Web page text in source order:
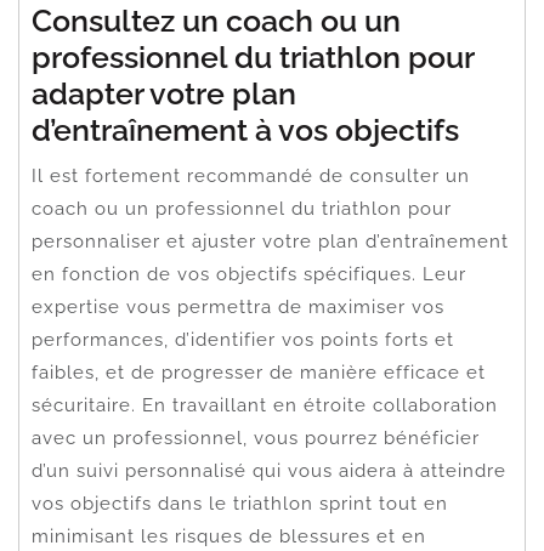
Consultez un coach ou un
professionnel du triathlon pour
adapter votre plan
d’entraînement à vos objectifs
Il est fortement recommandé de consulter un
coach ou un professionnel du triathlon pour
personnaliser et ajuster votre plan d’entraînement
en fonction de vos objectifs spécifiques. Leur
expertise vous permettra de maximiser vos
performances, d’identifier vos points forts et
faibles, et de progresser de manière efficace et
sécuritaire. En travaillant en étroite collaboration
avec un professionnel, vous pourrez bénéficier
d’un suivi personnalisé qui vous aidera à atteindre
vos objectifs dans le triathlon sprint tout en
minimisant les risques de blessures et en